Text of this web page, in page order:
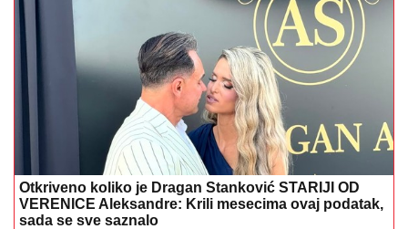
Otkriveno koliko je Dragan Stanković STARIJI OD
VERENICE Aleksandre: Krili mesecima ovaj podatak,
sada se sve saznalo